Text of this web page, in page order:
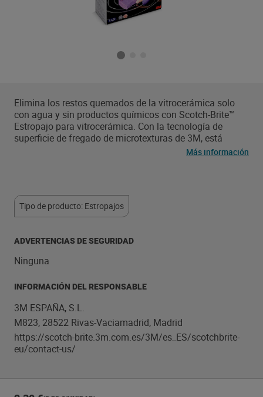
Elimina los restos quemados de la vitrocerámica solo
con agua y sin productos químicos con Scotch-Brite™
Estropajo para vitrocerámica. Con la tecnología de
superficie de fregado de microtexturas de 3M, está
específicamente diseñado para limpiar vitrocerámicas
más inteligente. Aprovecha nuestros más de 60 años de
experiencia en el desarrollo de productos de limpieza
con Scotch-Brite®.
Más información
Tipo de producto: Estropajos
ADVERTENCIAS DE SEGURIDAD
Ninguna
INFORMACIÓN DEL RESPONSABLE
3M ESPAÑA, S.L.
M823, 28522 Rivas-Vaciamadrid, Madrid
https://scotch-brite.3m.com.es/3M/es_ES/scotchbrite-
eu/contact-us/